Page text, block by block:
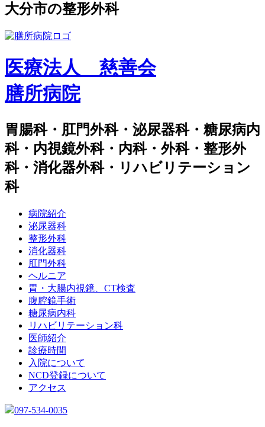
⼤分市の整形外科
医療法人 慈善会
膳所病院
胃腸科・肛門外科・泌尿器科・糖尿病内
科・内視鏡外科・内科・外科・整形外
科・消化器外科・リハビリテーション
科
病院紹介
泌尿器科
整形外科
消化器科
肛門外科
ヘルニア
胃・大腸内視鏡、CT検査
腹腔鏡手術
糖尿病内科
リハビリテーション科
医師紹介
診療時間
入院について
NCD登録について
アクセス
097-534-0035